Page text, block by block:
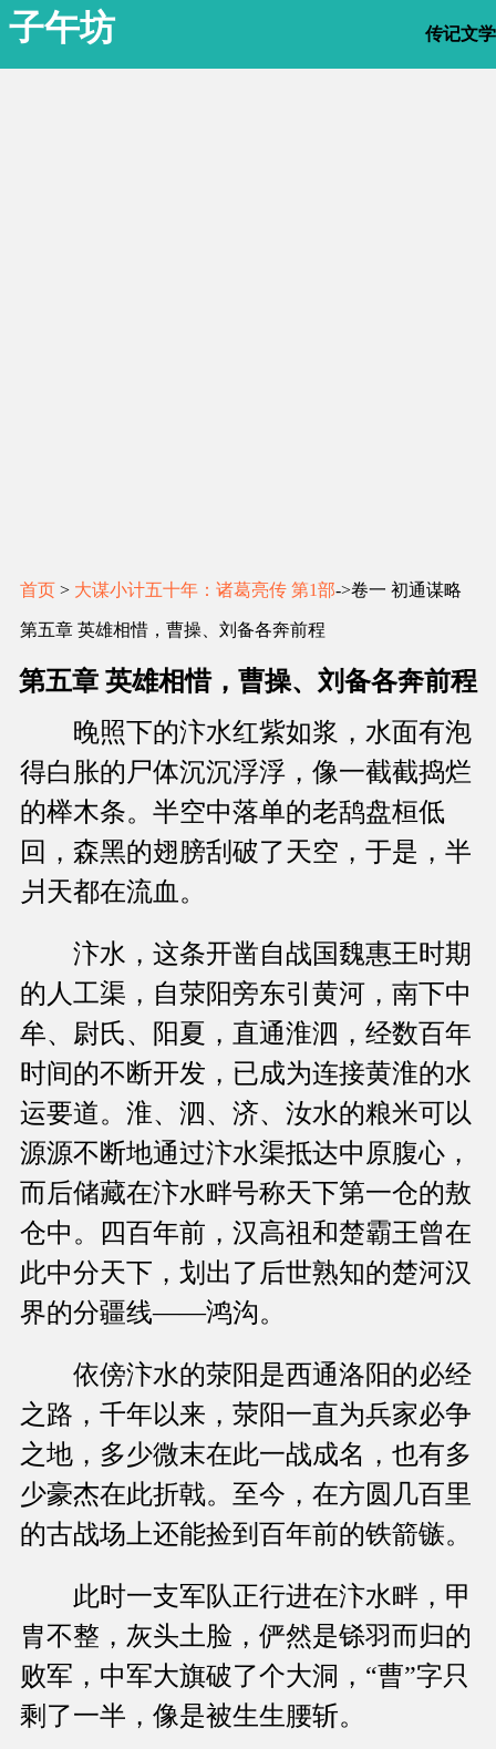
子午坊 传记文学
首页 > 大谋小计五十年：诸葛亮传 第1部->卷一 初通谋略
第五章 英雄相惜，曹操、刘备各奔前程
第五章 英雄相惜，曹操、刘备各奔前程
晚照下的汴水红紫如浆，水面有泡
得白胀的尸体沉沉浮浮，像一截截捣烂
的榉木条。半空中落单的老鸹盘桓低
回，森黑的翅膀刮破了天空，于是，半
爿天都在流血。
汴水，这条开凿自战国魏惠王时期
的人工渠，自荥阳旁东引黄河，南下中
牟、尉氏、阳夏，直通淮泗，经数百年
时间的不断开发，已成为连接黄淮的水
运要道。淮、泗、济、汝水的粮米可以
源源不断地通过汴水渠抵达中原腹心，
而后储藏在汴水畔号称天下第一仓的敖
仓中。四百年前，汉高祖和楚霸王曾在
此中分天下，划出了后世熟知的楚河汉
界的分疆线——鸿沟。
依傍汴水的荥阳是西通洛阳的必经
之路，千年以来，荥阳一直为兵家必争
之地，多少微末在此一战成名，也有多
少豪杰在此折戟。至今，在方圆几百里
的古战场上还能捡到百年前的铁箭镞。
此时一支军队正行进在汴水畔，甲
胄不整，灰头土脸，俨然是铩羽而归的
败军，中军大旗破了个大洞，“曹”字只
剩了一半，像是被生生腰斩。